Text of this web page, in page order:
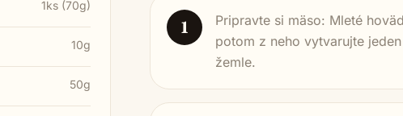
1ks (70g)
10g
50g
1
Pripravte si mäso: Mleté
potom z neho vytvarujte
žemle.